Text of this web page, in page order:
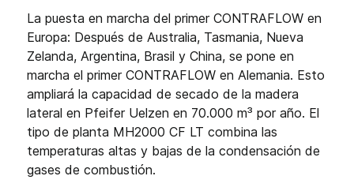
La puesta en marcha del primer CONTRAFLOW en
Europa: Después de Australia, Tasmania, Nueva
Zelanda, Argentina, Brasil y China, se pone en
marcha el primer CONTRAFLOW en Alemania. Esto
ampliará la capacidad de secado de la madera
lateral en Pfeifer Uelzen en 70.000 m³ por año. El
tipo de planta MH2000 CF LT combina las
temperaturas altas y bajas de la condensación de
gases de combustión.